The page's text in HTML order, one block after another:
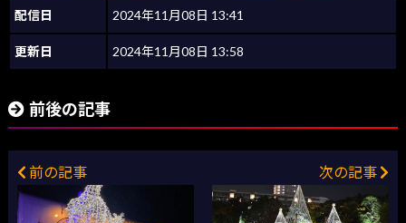
配信日 2024年11月08日 13:41
更新日 2024年11月08日 13:58
前後の記事
前の記事 次の記事